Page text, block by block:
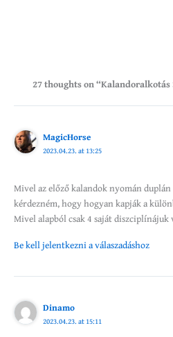
27 thoughts on “Kalandoralkotás
MagicHorse
2023.04.23. at 13:25
Mivel az előző kalandok nyomán
kérdezném, hogy hogyan kapják a
Mivel alapból csak 4 saját diszciplínájuk
Be kell jelentkezni a válaszadáshoz
Dinamo
2023.04.23. at 15:11